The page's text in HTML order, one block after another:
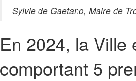
Sylvie de Gaetano, Maire de
En 2024, la Ville
comportant 5